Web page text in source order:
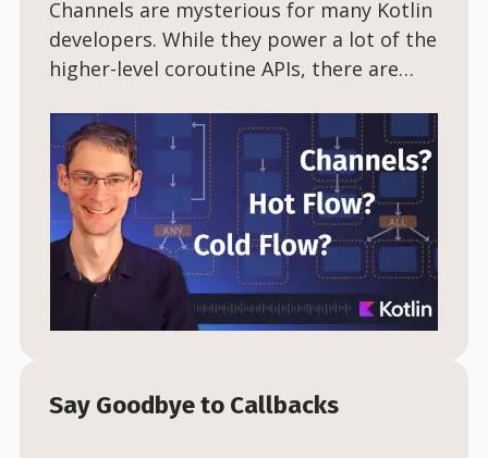
Channels are mysterious for many Kotlin
developers. While they power a lot of the
higher-level coroutine APIs, there are
them directly!
Say Goodbye to Callbacks